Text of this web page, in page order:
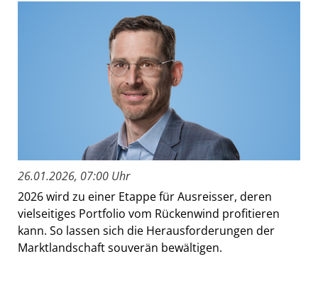
26.01.2026, 07:00 Uhr
2026 wird zu einer Etappe für Ausreisser, deren
vielseitiges Portfolio vom Rückenwind profitieren
kann. So lassen sich die Herausforderungen der
Marktlandschaft souverän bewältigen.